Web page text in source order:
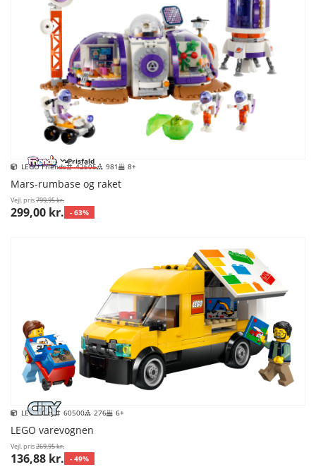
Prisfald
LEGO Friends 42605 981 8+
Mars-rumbase og raket
Vejl. pris799,95 kr.
299,00 kr. - 63%
LEGO City 60500 276 6+
LEGO varevognen
Vejl. pris269,95 kr.
136,88 kr. - 49%